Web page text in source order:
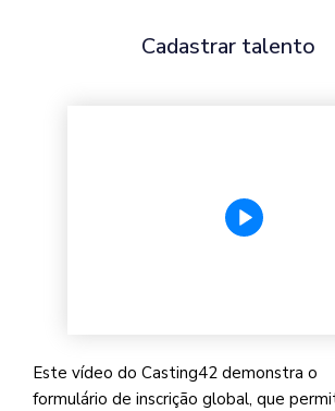
Cadastrar talento
Este vídeo do Casting42 demonstra o
formulário de inscrição global, que